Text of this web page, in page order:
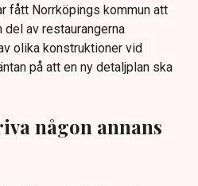
fått Norrköpings kommun att
av restaurangerna
olika konstruktioner vid
på att en ny detaljplan ska
någon annans